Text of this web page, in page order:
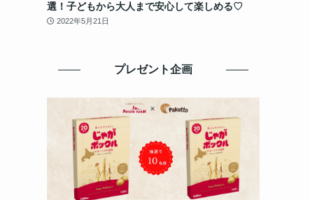
選！子どもから大人まで安心して楽しめる♡
2022年5月21日
プレゼント企画